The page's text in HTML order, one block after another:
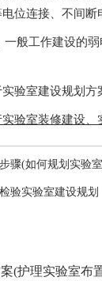
电位连接、不间断电
般工作建设的弱电
建设规划方案及
验室装修建设、
骤(如何规划实验
验实验室建设规划
(护理实验室布